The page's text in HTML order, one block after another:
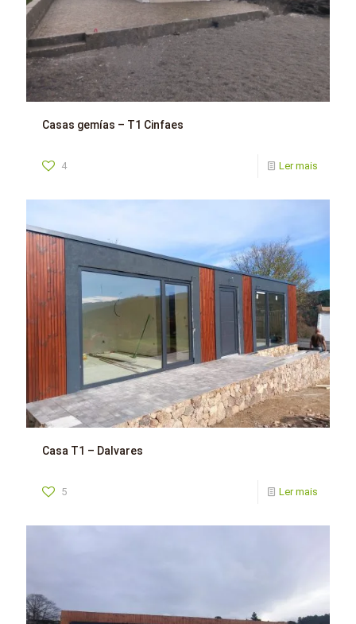
Casas gemías – T1 Cinfaes
4 Ler mais
Casa T1 – Dalvares
5 Ler mais